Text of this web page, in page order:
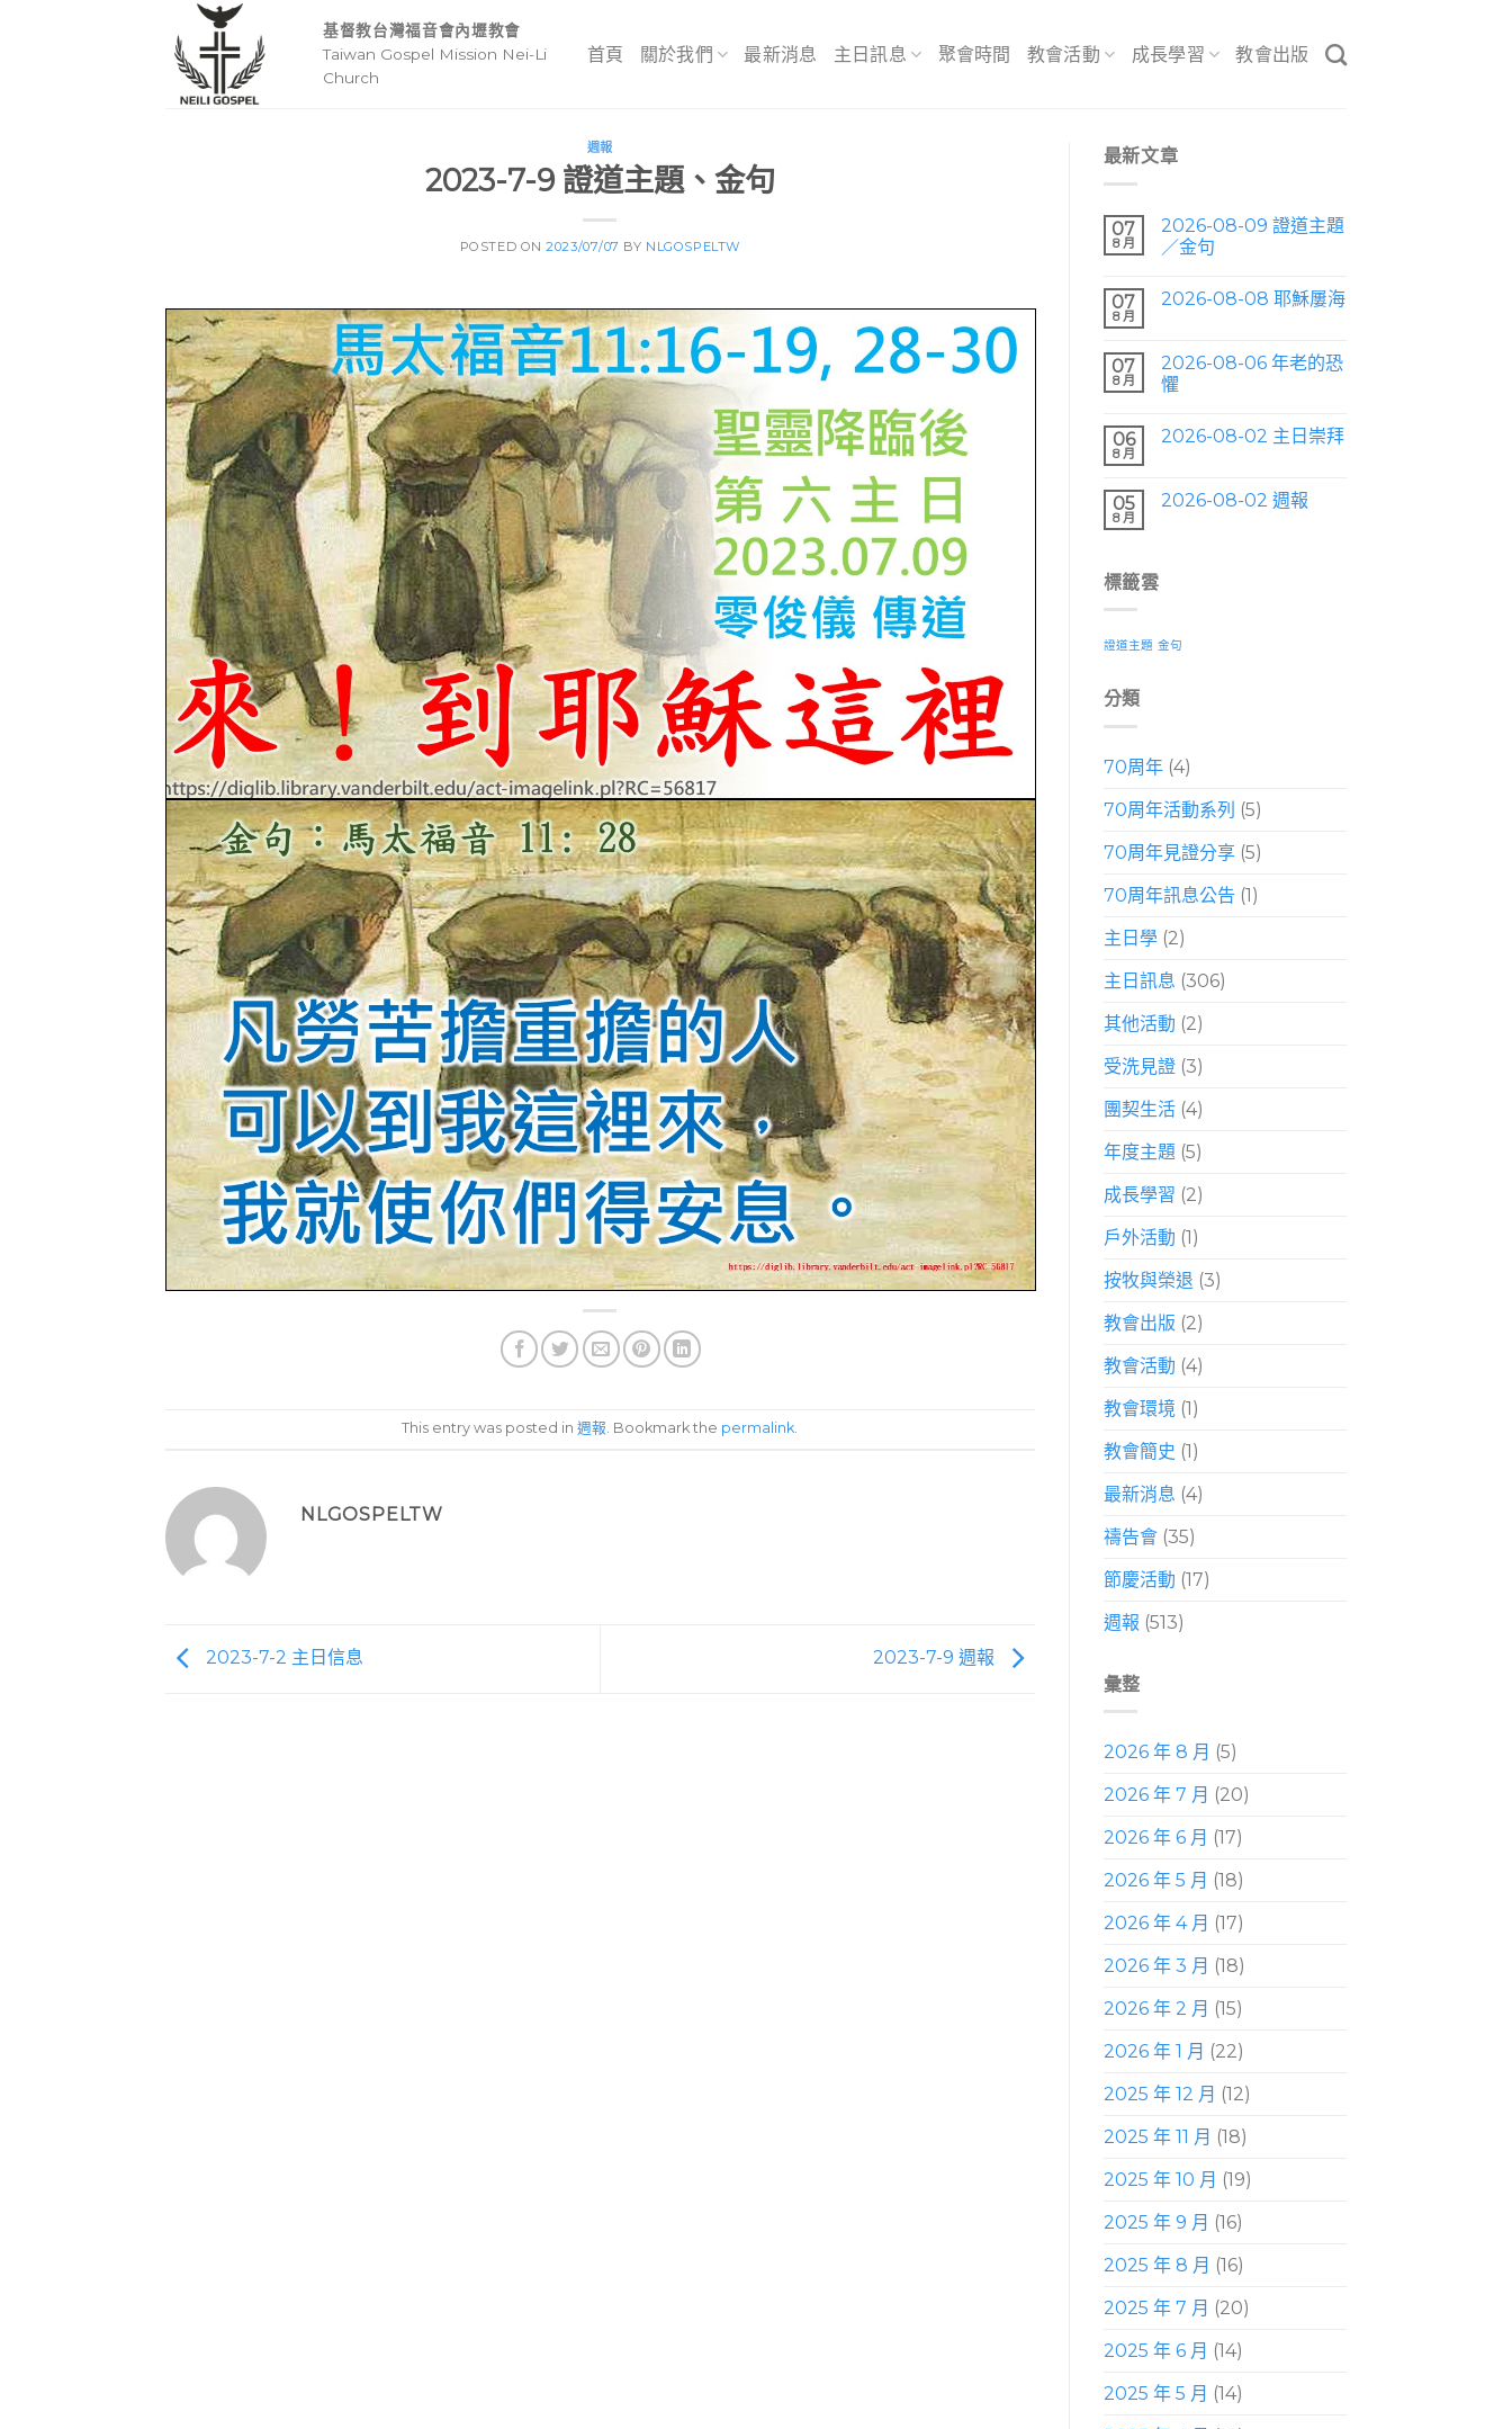
基督教台灣福音會內壢教會
Taiwan Gospel Mission Nei-Li
Church
首頁 關於我們 最新消息 主日訊息 聚會時間 教會活動 成長學習 教會出版
週報
2023-7-9 證道主題、金句
POSTED ON2023/07/07 BY NLGOSPELTW
This entry was posted in週報. Bookmark the permalink.
NLGOSPELTW
2023-7-2 主日信息 2023-7-9 週報
最新文章
07
8 月
2026-08-09 證道主題
／金句
07
8 月
2026-08-08 耶穌屢海
07
8 月
2026-08-06 年老的恐
懼
06
8 月
2026-08-02 主日崇拜
05
8 月
2026-08-02 週報
標籤雲
證道主題 金句
分類
70周年(4)
70周年活動系列 (5)
70周年見證分享(5)
70周年訊息公告 (1)
主日學(2)
主日訊息 (306)
其他活動 (2)
受洗見證(3)
團契生活(4)
年度主題(5)
成長學習 (2)
戶外活動 (1)
按牧與榮退 (3)
教會出版 (2)
教會活動 (4)
教會環境 (1)
教會簡史 (1)
最新消息 (4)
禱告會(35)
節慶活動 (17)
週報 (513)
彙整
2026 年 8 月 (5)
2026 年 7 月 (20)
2026 年 6 月 (17)
2026 年 5 月 (18)
2026 年 4 月 (17)
2026 年 3 月 (18)
2026 年 2 月 (15)
2026 年 1 月 (22)
2025 年 12 月 (12)
2025 年 11 月 (18)
2025 年 10 月 (19)
2025 年 9 月 (16)
2025 年 8 月 (16)
2025 年 7 月 (20)
2025 年 6 月 (14)
2025 年 5 月 (14)